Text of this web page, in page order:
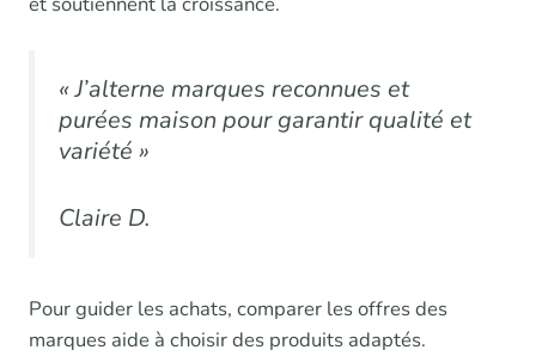
« J’alterne marques reconnues et
purées maison pour garantir qualité et
variété »
Claire D.
Pour guider les achats, comparer les offres des
marques aide à choisir des produits adaptés.